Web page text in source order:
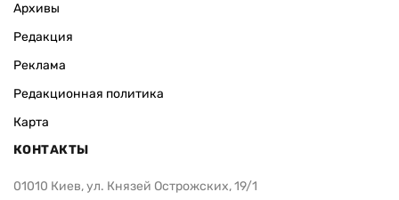
Архивы
Редакция
Реклама
Редакционная политика
Карта
КОНТАКТЫ
01010 Киев, ул. Князей Острожских, 19/1